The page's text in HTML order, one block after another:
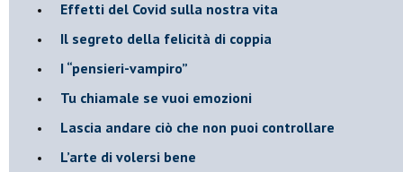
Effetti del Covid sulla nostra vita
Il segreto della felicità di coppia
​I “pensieri-vampiro”
​Tu chiamale se vuoi emozioni
​Lascia andare ciò che non puoi controllare
L’arte di volersi bene